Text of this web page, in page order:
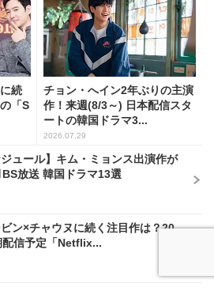
続
「S
チョン・へイン2年ぶりの主演
作！来週(8/3～) 日本配信スタ
ートの韓国ドラマ3...
2026.07.29
ジュール】キム・ミョンス出演作が
放送 韓国ドラマ13選
ン×チャウヌに続く注目作は？20
配信予定「Netflix...